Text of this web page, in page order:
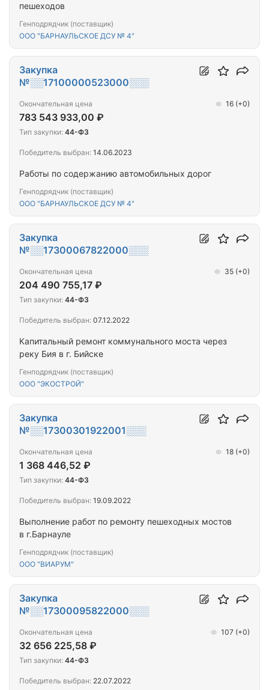
пешеходов
Генподрядчик (поставщик)
ООО "БАРНАУЛЬСКОЕ ДСУ № 4"
Работы по содержанию автомобильных дорог
Генподрядчик (поставщик)
ООО "БАРНАУЛЬСКОЕ ДСУ № 4"
Закупка
№░░17100000523000░░░
Окончательная цена
783 543 933,00 ₽
16 (+0)
Тип закупки: 44-ФЗ
Победитель выбран: 14.06.2023
Капитальный ремонт коммунального моста через
реку Бия в г. Бийске
Генподрядчик (поставщик)
ООО "ЭКОСТРОЙ"
Закупка
№░░17300067822000░░░
Окончательная цена
204 490 755,17 ₽
35 (+0)
Тип закупки: 44-ФЗ
Победитель выбран: 07.12.2022
Выполнение работ по ремонту пешеходных мостов
в г.Барнауле
Генподрядчик (поставщик)
ООО "ВИАРУМ"
Закупка
№░░17300301922001░░░
Окончательная цена
1 368 446,52 ₽
18 (+0)
Тип закупки: 44-ФЗ
Победитель выбран: 19.09.2022
Закупка
№░░17300095822000░░░
Окончательная цена
32 656 225,58 ₽
107 (+0)
Тип закупки: 44-ФЗ
Победитель выбран: 22.07.2022